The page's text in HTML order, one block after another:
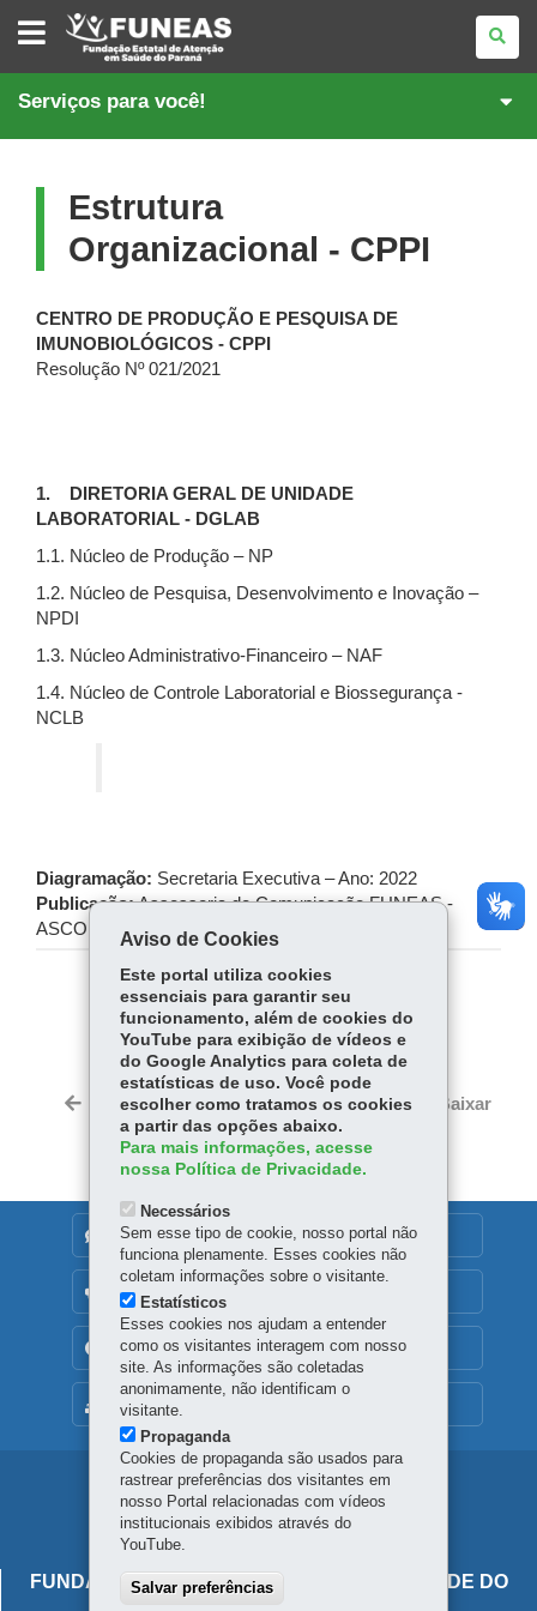
FUNDAÇÃO
ESTATAL
DE
ATENÇÃO
SAÚDE
PARANÁ
Serviços para você!
Estrutura
Organizacional - CPPI
CENTRO DE PRODUÇÃO E PESQUISA DE
IMUNOBIOLÓGICOS - CPPI
Resolução Nº 021/2021
1.
DIRETORIA GERAL DE UNIDADE
LABORATORIAL - DGLAB
1.1. Núcleo de Produção – NP
1.2. Núcleo de Pesquisa, Desenvolvimento e Inovação –
NPDI
1.3. Núcleo Administrativo-Financeiro – NAF
1.4. Núcleo de Controle Laboratorial e Biossegurança -
NCLB
Diagramação: Secretaria Executiva – Ano: 2022
Publicação:Assessoria de Comunicação FUNEAS -
ASCOM
COMPARTILHE:
Fa
ce
bo
ok
Tw
itt
er
W
ha
ts
p
Voltar Início Imprimir Baixar
MAPA DO SITE
DENUNCIE CORRUPÇÃO
OUVIDORIA
TRANSPARÊNCIA INSTITUCIONAL
Navegação
principal
FUNDAÇÃO ESTATAL DE ATENÇÃO EM SAÚDE DO
Aviso de Cookies
Este portal utiliza cookies
essenciais para garantir seu
funcionamento, além de cookies do
YouTube para exibição de vídeos e
do Google Analytics para coleta de
estatísticas de uso. Você pode
escolher como tratamos os cookies
a partir das opções abaixo.
Para mais informações, acesse
nossa Política de Privacidade.
Necessários
Sem esse tipo de cookie, nosso portal não
funciona plenamente. Esses cookies não
coletam informações sobre o visitante.
Estatísticos
Esses cookies nos ajudam a entender
como os visitantes interagem com nosso
site. As informações são coletadas
anonimamente, não identificam o
visitante.
Propaganda
Cookies de propaganda são usados para
rastrear preferências dos visitantes em
nosso Portal relacionadas com vídeos
institucionais exibidos através do
YouTube.
Salvar preferências